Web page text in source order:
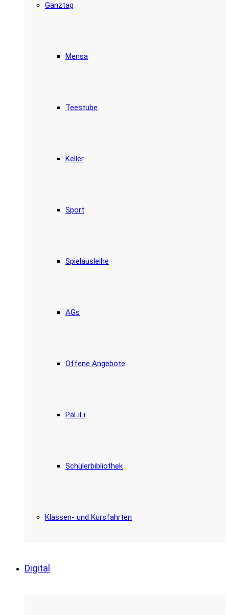
Ganztag
Mensa
Teestube
Keller
Sport
Spielausleihe
AGs
Offene Angebote
PaLiLi
Schülerbibliothek
Klassen- und Kursfahrten
Digital